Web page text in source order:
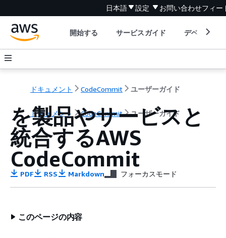
日本語 設定 お問い合わせフィー
開始する サービスガイド デベロッパ
ドキュメント CodeCommit ユーザーガイド
ドキュメント CodeCommit ユーザーガイド
を製品やサービスと
統合するAWS
CodeCommit
PDF RSS Markdown フォーカスモード
このページの内容